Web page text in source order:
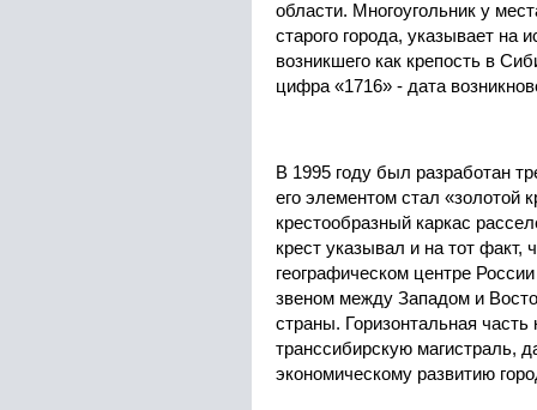
области. Многоугольник у
старого города, указывает на
возникшего как крепость в
цифра «1716» - дата
В 1995 году был разработан
его элементом стал «золотой
крестообразный каркас
крест указывал и на тот факт,
географическом центре
звеном между Западом и
страны. Горизонтальная часть
транссибирскую магистраль,
экономическому развитию